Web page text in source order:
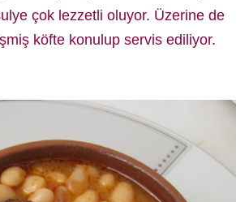
çok lezzetli oluyor. Üzerine de
köfte konulup servis ediliyor.